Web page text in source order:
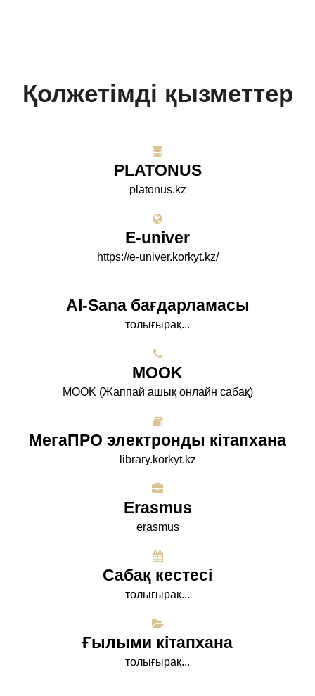
Қолжетімді қызметтер
PLATONUS
platonus.kz
E-univer
https://e-univer.korkyt.kz/
AI-Sana бағдарламасы
толығырақ...
МООK
МООK (Жаппай ашық онлайн сабақ)
МегаПРО электронды кітапхана
library.korkyt.kz
Erasmus
erasmus
Сабақ кестесі
толығырақ...
Ғылыми кітапхана
толығырақ...